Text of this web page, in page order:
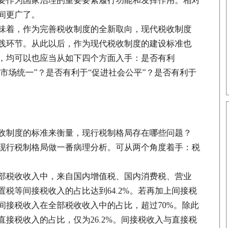
更广了。
，作为完善税收制度的全新取向，现代税收制度
环节。从此以后，作为现代税收制度的建设标准也
可以也应当从如下四个方面入手：是否有利
场统一”？是否有利于“促进社会公平”？是否有利于
制度的标准来衡量，现行税制格局存在哪些问题？
行税制格局做一番病理分析。可从两个角度着手：税
收收入中，来自国内增值税、国内消费税、营业
税等间接税收入的占比达到64.2%。若再加上间接税
接税收入在全部税收收入中的占比，超过70%。除此
接税收入的占比，仅为26.2%。间接税收入与直接税